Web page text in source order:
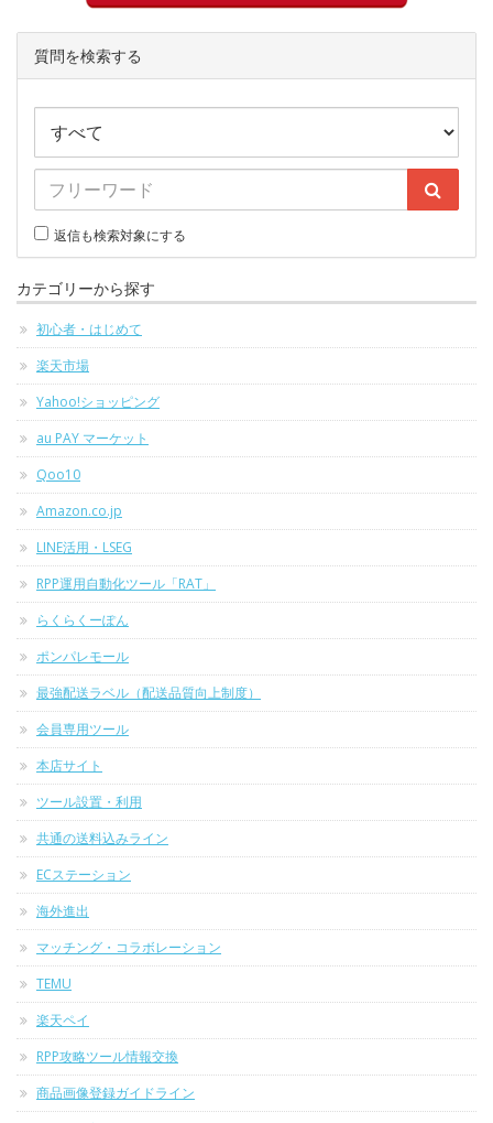
質問を検索する
返信も検索対象にする
カテゴリーから探す
初心者・はじめて
楽天市場
Yahoo!ショッピング
au PAY マーケット
Qoo10
Amazon.co.jp
LINE活用・LSEG
RPP運用自動化ツール「RAT」
らくらくーぽん
ポンパレモール
最強配送ラベル（配送品質向上制度）
会員専用ツール
本店サイト
ツール設置・利用
共通の送料込みライン
ECステーション
海外進出
マッチング・コラボレーション
TEMU
楽天ペイ
RPP攻略ツール情報交換
商品画像登録ガイドライン